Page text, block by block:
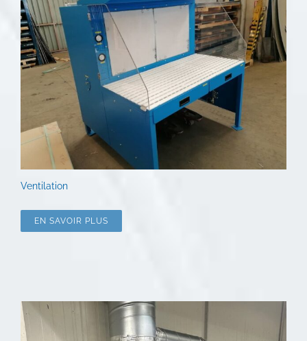
Ventilation
EN SAVOIR PLUS